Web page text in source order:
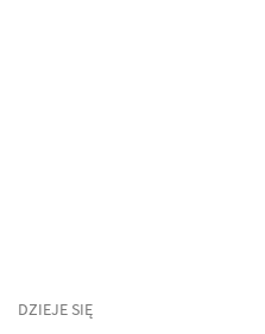
DZIEJE SIĘ